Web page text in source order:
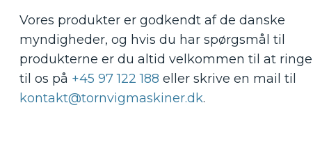
Vores produkter er godkendt af de danske
myndigheder, og hvis du har spørgsmål til
produkterne er du altid velkommen til at ringe
til os på +45 97 122 188 eller skrive en mail til
kontakt@tornvigmaskiner.dk.